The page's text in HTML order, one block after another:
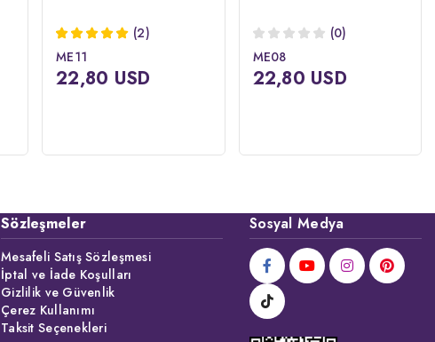
(2)
ME11
22,80 USD
(0)
ME08
22,80 USD
Sözleşmeler
Mesafeli Satış Sözleşmesi
İptal ve İade Koşulları
Gizlilik ve Güvenlik
Çerez Kullanımı
Taksit Seçenekleri
Sosyal Medya